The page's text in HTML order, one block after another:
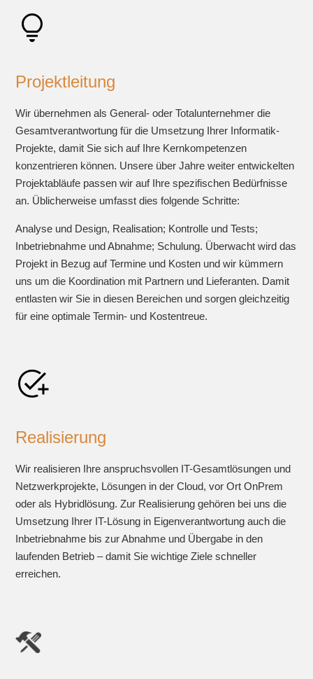
Projektleitung
Wir übernehmen als General- oder Totalunternehmer die
Gesamtverantwortung für die Umsetzung Ihrer Informatik-
Projekte, damit Sie sich auf Ihre Kernkompetenzen
konzentrieren können. Unsere über Jahre weiter entwickelten
Projektabläufe passen wir auf Ihre spezifischen Bedürfnisse
an. Üblicherweise umfasst dies folgende Schritte:
Analyse und Design, Realisation; Kontrolle und Tests;
Inbetriebnahme und Abnahme; Schulung. Überwacht wird das
Projekt in Bezug auf Termine und Kosten und wir kümmern
uns um die Koordination mit Partnern und Lieferanten. Damit
entlasten wir Sie in diesen Bereichen und sorgen gleichzeitig
für eine optimale Termin- und Kostentreue.
Realisierung
Wir realisieren Ihre anspruchsvollen IT-Gesamtlösungen und
Netzwerkprojekte, Lösungen in der Cloud, vor Ort OnPrem
oder als Hybridlösung. Zur Realisierung gehören bei uns die
Umsetzung Ihrer IT-Lösung in Eigenverantwortung auch die
Inbetriebnahme bis zur Abnahme und Übergabe in den
laufenden Betrieb – damit Sie wichtige Ziele schneller
erreichen.